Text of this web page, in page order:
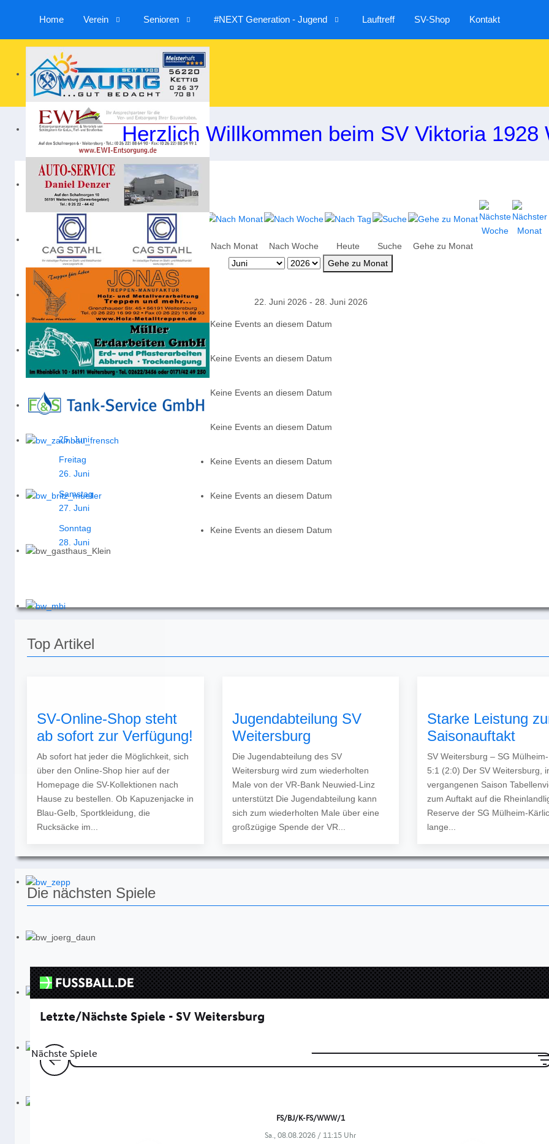
Home Verein Senioren #NEXT Generation - Jugend Lauftreff SV-Shop Kontakt
Herzlich Willkommen beim SV Viktoria 1928
Nach Jahr Nach Monat Nach Woche Heute Suche
Gehe zu Monat
Gehe zu Monat
Termine für die Woche :
22. Juni 2026 - 28. Juni 2026
Montag
22. Juni
Keine Events an diesem Datum
Dienstag
23. Juni
Keine Events an diesem Datum
24. Juni
Keine Events an diesem Datum
25. Juni
Keine Events an diesem Datum
Freitag
26. Juni
Keine Events an diesem Datum
Samstag
27. Juni
Keine Events an diesem Datum
Sonntag
28. Juni
Keine Events an diesem Datum
Top Artikel
SV-Online-Shop steht
ab sofort zur Verfügung!
Ab sofort hat jeder die Möglichkeit, sich
über den Online-Shop hier auf der
Homepage die SV-Kollektionen nach
Hause zu bestellen. Ob Kapuzenjacke in
Blau-Gelb, Sportkleidung, die
Rucksäcke im...
Jugendabteilung SV
Weitersburg
Die Jugendabteilung des SV
Weitersburg wird zum wiederholten
Male von der VR-Bank Neuwied-Linz
unterstützt Die Jugendabteilung kann
sich zum wiederholten Male über eine
großzügige Spende der VR...
Starke Leistung
Saisonauftakt
SV Weitersburg – SG
5:1 (2:0) Der SV Weitersburg,
vergangenen Saison
zum Auftakt auf die
Reserve der SG Mülheim-
lange...
Die nächsten Spiele